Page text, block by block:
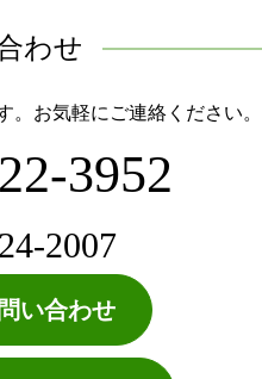
わせ
。お気軽にご連絡ください。
3952
2007
い合わせ